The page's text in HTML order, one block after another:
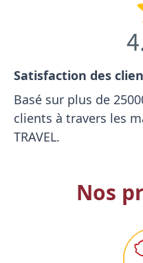
Satisfaction des
Basé sur plus de
clients à travers les
TRAVEL.
Nos